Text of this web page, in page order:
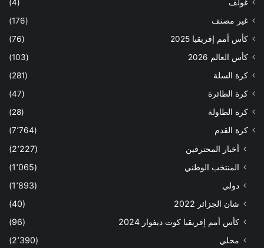
غولف
(4)
غير مصنف
(176)
كأس أمم إفريقيا 2025
(76)
كأس العالم 2026
(103)
كرة السلة
(281)
كرة الطائرة
(47)
كرة الطاولة
(28)
كرة القدم
(7٬764)
أخبار المحترفين
(2٬227)
المنتخب الوطني
(1٬065)
دولي
(1٬893)
شان الجزائر 2022
(40)
كأس أمم إفريقيا كوت ديفوار 2024
(96)
محلي
(2٬390)